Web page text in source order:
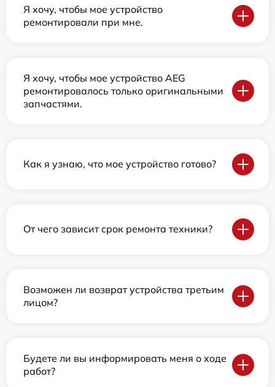
Я хочу, чтобы мое устройство
ремонтировали при мне.
Я хочу, чтобы мое устройство AEG
ремонтировалось только оригинальными
запчастями.
Как я узнаю, что мое устройство готово?
От чего зависит срок ремонта техники?
Возможен ли возврат устройства третьим
лицом?
Будете ли вы информировать меня о ходе
работ?